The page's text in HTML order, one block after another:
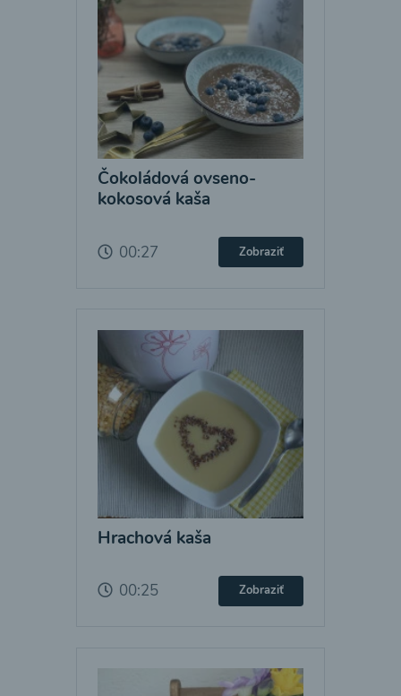
Čokoládová ovseno-
kokosová kaša
00:27 Zobraziť
Hrachová kaša
00:25 Zobraziť